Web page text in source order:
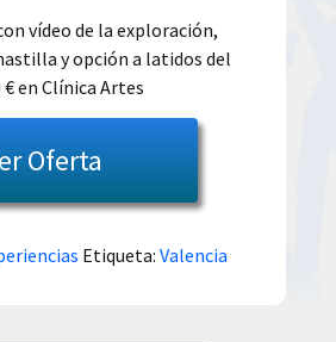
precio
actual
es:
39.00€.
vídeo de la exploración,
y opción a latidos del
€ en Clínica Artes
Oferta
Etiqueta:Valencia